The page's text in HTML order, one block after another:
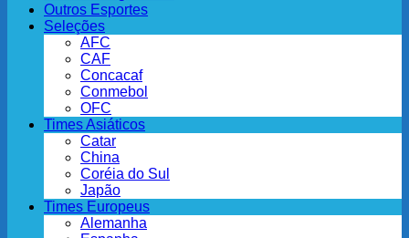
Outros Esportes
Seleções
AFC
CAF
Concacaf
Conmebol
OFC
Times Asiáticos
Catar
China
Coréia do Sul
Japão
Times Europeus
Alemanha